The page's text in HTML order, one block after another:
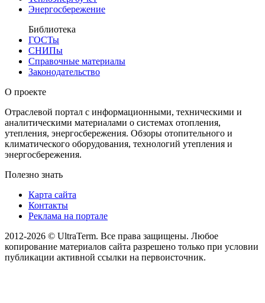
Энергосбережение
Библиотека
ГОСТы
СНИПы
Справочные материалы
Законодательство
О проекте
Отраслевой портал с информационными, техническими и
аналитическими материалами о системах отопления,
утепления, энергосбережения. Обзоры отопительного и
климатического оборудования, технологий утепления и
энергосбережения.
Полезно знать
Карта сайта
Контакты
Реклама на портале
2012-2026 © UltraTerm. Все права защищены. Любое
копирование материалов сайта разрешено только при условии
публикации активной ссылки на первоисточник.